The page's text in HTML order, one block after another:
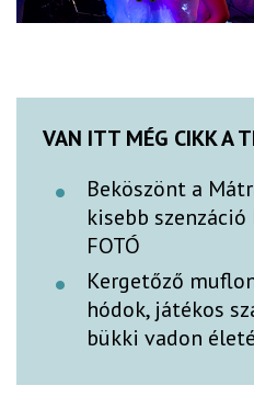
VAN ITT MÉG CIKK A
Beköszönt a
kisebb szenzáció
FOTÓ
Kergetőző
hódok, játékos
bükki vadon